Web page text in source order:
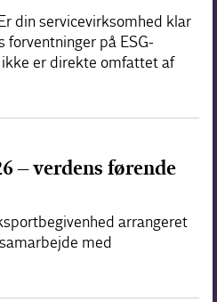
din servicevirksomhed klar
forventninger på ESG-
er direkte omfattet af
– verdens førende
arrangeret
med